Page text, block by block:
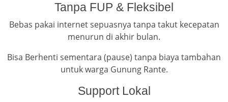
Tanpa FUP & Fleksibel
Bebas pakai internet sepuasnya tanpa takut kecepatan
menurun di akhir bulan.
Bisa Berhenti sementara (pause) tanpa biaya tambahan
untuk warga Gunung Rante.
Support Lokal